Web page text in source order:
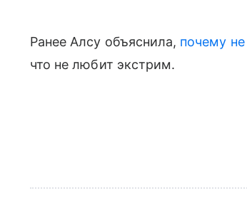
Ранее Алсу объяснила, почему
что не любит экстрим.